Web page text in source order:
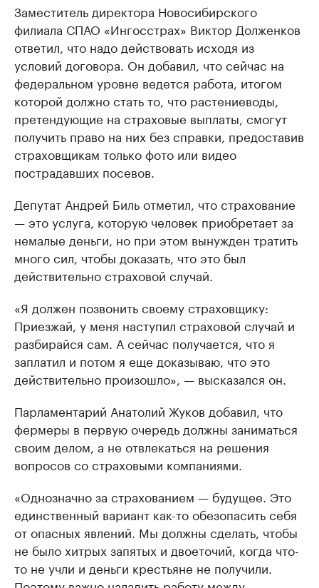
Заместитель директора Новосибирского
филиала СПАО «Ингосстрах» Виктор Долженков
ответил, что надо действовать исходя из
условий договора. Он добавил, что сейчас на
федеральном уровне ведется работа, итогом
которой должно стать то, что растениеводы,
претендующие на страховые выплаты, смогут
получить право на них без справки, предоставив
страховщикам только фото или видео
пострадавших посевов.
Депутат Андрей Биль отметил, что страхование
— это услуга, которую человек приобретает за
немалые деньги, но при этом вынужден тратить
много сил, чтобы доказать, что это был
действительно страховой случай.
«Я должен позвонить своему страховщику:
Приезжай, у меня наступил страховой случай и
разбирайся сам. А сейчас получается, что я
заплатил и потом я еще доказываю, что это
действительно произошло», — высказался он.
Парламентарий Анатолий Жуков добавил, что
фермеры в первую очередь должны заниматься
своим делом, а не отвлекаться на решения
вопросов со страховыми компаниями.
«Однозначно за страхованием — будущее. Это
единственный вариант как-то обезопасить себя
от опасных явлений. Мы должны сделать, чтобы
не было хитрых запятых и двоеточий, когда что-
то не учли и деньги крестьяне не получили.